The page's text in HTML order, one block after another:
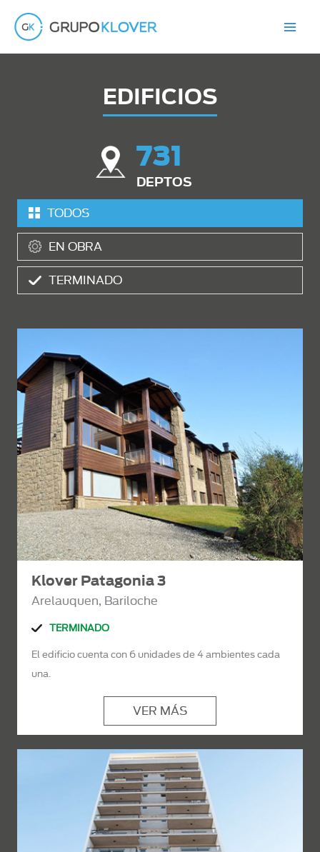
EDIFICIOS
731
DEPTOS
TODOS
EN OBRA
TERMINADO
Klover Patagonia 3
Arelauquen, Bariloche
TERMINADO
El edificio cuenta con 6 unidades de 4 ambientes cada
una.
VER MÁS